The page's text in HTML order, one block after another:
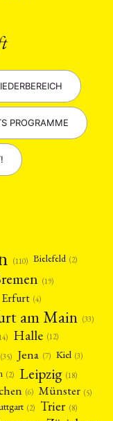
PROGRAMME
(110) Bielefeld (2)
(19)
Erfurt (4)
am Main (33)
Halle (12)
(35) Jena (7) Kiel (3)
(2) Leipzig (18)
(6) Münster (5)
(2) Trier (8)